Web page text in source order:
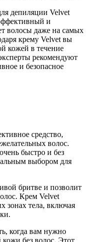
депиляции Velvet
и
волосы даже на самых
крему Velvet вы
кожей в течение
рекомендуют
и безопасное
средство,
волос.
быстро и без
выбором для
бритве и позволит
Крем Velvet
зонах тела, включая
когда вам нужно